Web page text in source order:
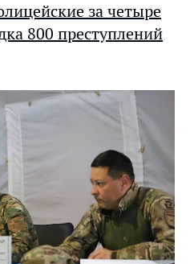
за четыре
800 преступлений